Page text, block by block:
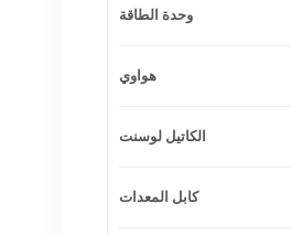
وحدة الطاقة
هواوي
الكاتيل لوسنت
كابل المعدات